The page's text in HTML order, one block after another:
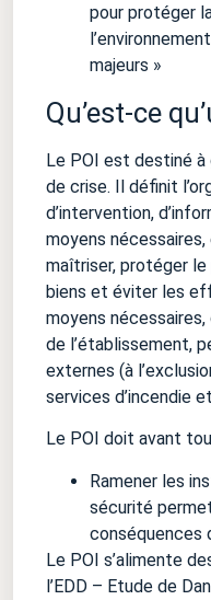
pour protéger
majeurs »
Qu’est-ce
Le POI est destiné
de crise. Il définit
d’intervention,
moyens
maîtriser, protéger le
biens et éviter les
moyens
de l’établissement,
externes (à
services d’incendie
Le POI doit avant
Ramener les
sécurité
conséquences
Le POI s’alimente
l’EDD – Etude de